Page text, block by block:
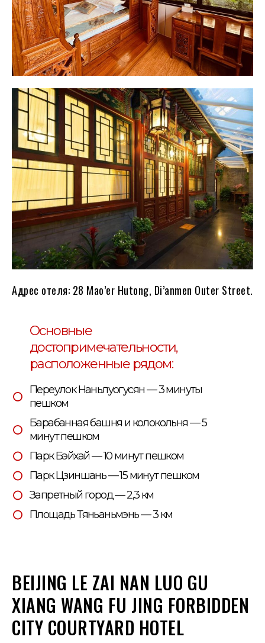
Адрес отеля: 28 Mao’er Hutong, Di’anmen Outer Street.
Основные
достопримечательности,
расположенные рядом:
Переулок Наньлуогусян — 3 минуты
пешком
Барабанная башня и колокольня — 5
минут пешком
Парк Бэйхай — 10 минут пешком
Парк Цзиншань — 15 минут пешком
Запретный город — 2,3 км
Площадь Тяньаньмэнь — 3 км
BEIJING LE ZAI NAN LUO GU
XIANG WANG FU JING FORBIDDEN
CITY COURTYARD HOTEL